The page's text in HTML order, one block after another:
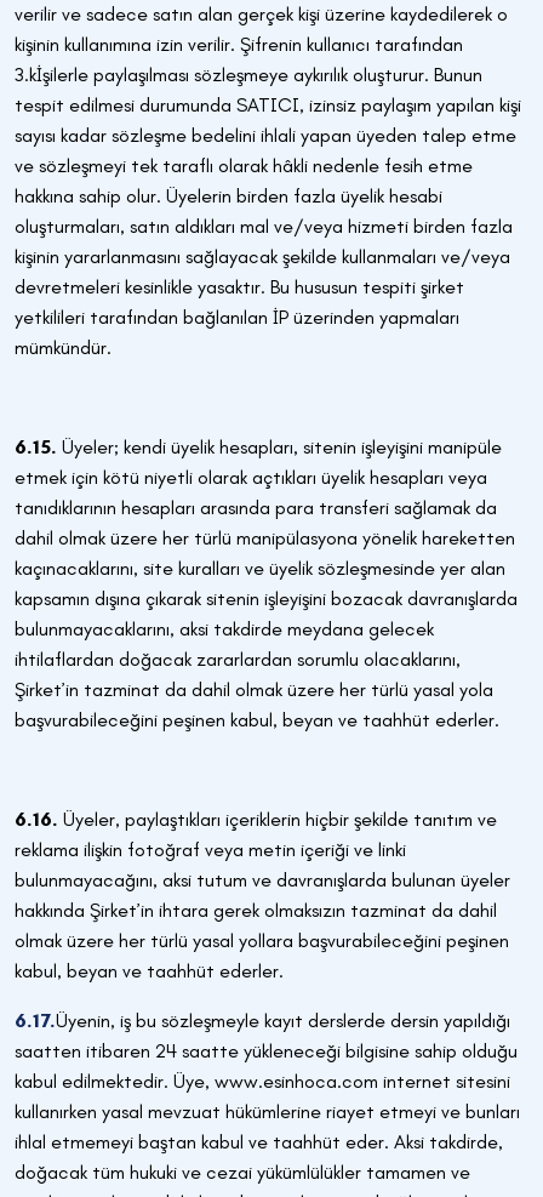
verilir ve sadece satın alan gerçek kişi üzerine kaydedilerek o
kişinin kullanımına izin verilir. Şifrenin kullanıcı tarafından
3.kİşilerle paylaşılması sözleşmeye aykırılık oluşturur. Bunun
tespit edilmesi durumunda SATICI, izinsiz paylaşım yapılan kişi
sayısı kadar sözleşme bedelini ihlali yapan üyeden talep etme
ve sözleşmeyi tek taraflı olarak hâkli nedenle fesih etme
hakkına sahip olur. Üyelerin birden fazla üyelik hesabi
oluşturmaları, satın aldıkları mal ve/veya hizmeti birden fazla
kişinin yararlanmasını sağlayacak şekilde kullanmaları ve/veya
devretmeleri kesinlikle yasaktır. Bu hususun tespiti şirket
yetkilileri tarafından bağlanılan İP üzerinden yapmaları
mümkündür.
6.15. Üyeler; kendi üyelik hesapları, sitenin işleyişini manipüle
etmek için kötü niyetli olarak açtıkları üyelik hesapları veya
tanıdıklarının hesapları arasında para transferi sağlamak da
dahil olmak üzere her türlü manipülasyona yönelik hareketten
kaçınacaklarını, site kuralları ve üyelik sözleşmesinde yer alan
kapsamın dışına çıkarak sitenin işleyişini bozacak davranışlarda
bulunmayacaklarını, aksi takdirde meydana gelecek
ihtilaflardan doğacak zararlardan sorumlu olacaklarını,
Şirket’in tazminat da dahil olmak üzere her türlü yasal yola
başvurabileceğini peşinen kabul, beyan ve taahhüt ederler.
6.16. Üyeler, paylaştıkları içeriklerin hiçbir şekilde tanıtım ve
reklama ilişkin fotoğraf veya metin içeriği ve linki
bulunmayacağını, aksi tutum ve davranışlarda bulunan üyeler
hakkında Şirket’in ihtara gerek olmaksızın tazminat da dahil
olmak üzere her türlü yasal yollara başvurabileceğini peşinen
kabul, beyan ve taahhüt ederler.
6.17.Üyenin, iş bu sözleşmeyle kayıt derslerde dersin yapıldığı
saatten itibaren 24 saatte yükleneceği bilgisine sahip olduğu
kabul edilmektedir. Üye, www.esinhoca.com internet sitesini
kullanırken yasal mevzuat hükümlerine riayet etmeyi ve bunları
ihlal etmemeyi baştan kabul ve taahhüt eder. Aksi takdirde,
doğacak tüm hukuki ve cezai yükümlülükler tamamen ve